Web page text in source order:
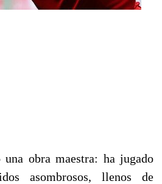
una obra maestra: ha jugado
asombrosos, llenos de